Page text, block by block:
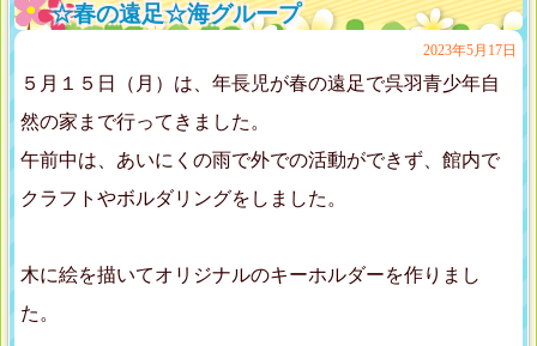
☆春の遠足☆海グループ
2023年5月17日
５月１５日（月）は、年長児が春の遠足で呉羽青少年自
然の家まで行ってきました。
午前中は、あいにくの雨で外での活動ができず、館内で
クラフトやボルダリングをしました。
木に絵を描いてオリジナルのキーホルダーを作りまし
た。